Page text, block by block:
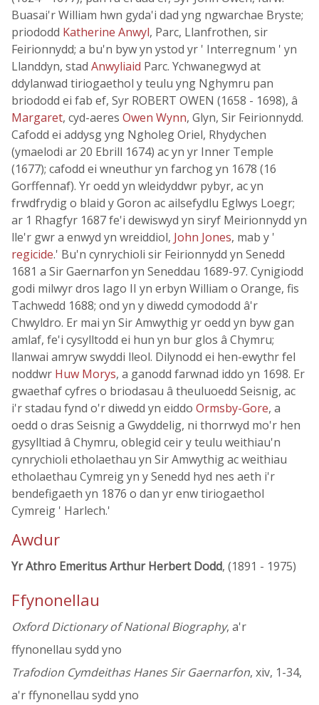
Buasai'r William hwn gyda'i dad yng ngwarchae Bryste;
priododd Katherine Anwyl, Parc, Llanfrothen, sir
Feirionnydd; a bu'n byw yn ystod yr ' Interregnum ' yn
Llanddyn, stad Anwyliaid Parc. Ychwanegwyd at
ddylanwad tiriogaethol y teulu yng Nghymru pan
briododd ei fab ef, Syr ROBERT OWEN (1658 - 1698), â
Margaret, cyd-aeres Owen Wynn, Glyn, Sir Feirionnydd.
Cafodd ei addysg yng Ngholeg Oriel, Rhydychen
(ymaelodi ar 20 Ebrill 1674) ac yn yr Inner Temple
(1677); cafodd ei wneuthur yn farchog yn 1678 (16
Gorffennaf). Yr oedd yn wleidyddwr pybyr, ac yn
frwdfrydig o blaid y Goron ac ailsefydlu Eglwys Loegr;
ar 1 Rhagfyr 1687 fe'i dewiswyd yn siryf Meirionnydd yn
lle'r gwr a enwyd yn wreiddiol, John Jones, mab y '
regicide.' Bu'n cynrychioli sir Feirionnydd yn Senedd
1681 a Sir Gaernarfon yn Seneddau 1689-97. Cynigiodd
godi milwyr dros Iago II yn erbyn William o Orange, fis
Tachwedd 1688; ond yn y diwedd cymododd â'r
Chwyldro. Er mai yn Sir Amwythig yr oedd yn byw gan
amlaf, fe'i cysylltodd ei hun yn bur glos â Chymru;
llanwai amryw swyddi lleol. Dilynodd ei hen-ewythr fel
noddwr Huw Morys, a ganodd farwnad iddo yn 1698. Er
gwaethaf cyfres o briodasau â theuluoedd Seisnig, ac
i'r stadau fynd o'r diwedd yn eiddo Ormsby-Gore, a
oedd o dras Seisnig a Gwyddelig, ni thorrwyd mo'r hen
gysylltiad â Chymru, oblegid ceir y teulu weithiau'n
cynrychioli etholaethau yn Sir Amwythig ac weithiau
etholaethau Cymreig yn y Senedd hyd nes aeth i'r
bendefigaeth yn 1876 o dan yr enw tiriogaethol
Cymreig ' Harlech.'
Awdur
Yr Athro Emeritus Arthur Herbert Dodd, (1891 - 1975)
Ffynonellau
Oxford Dictionary of National Biography, a'r
ffynonellau sydd yno
Trafodion Cymdeithas Hanes Sir Gaernarfon, xiv, 1-34,
a'r ffynonellau sydd yno